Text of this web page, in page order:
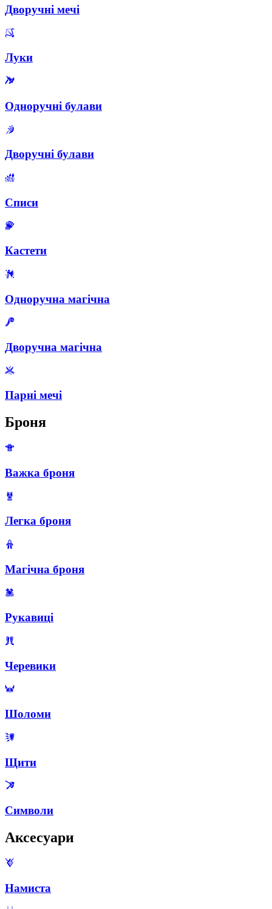
Дворучні мечі
Луки
Одноручні булави
Дворучні булави
Списи
Кастети
Одноручна магічна
Дворучна магічна
Парні мечі
Броня
Важка броня
Легка броня
Магічна броня
Рукавиці
Черевики
Шоломи
Щити
Символи
Аксесуари
Намиста